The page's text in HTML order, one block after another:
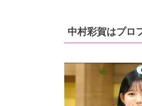
中村彩賀はプロ